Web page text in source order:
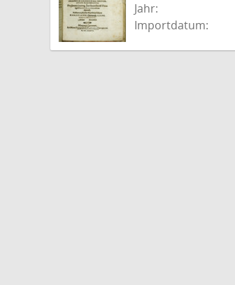
Jahr:
Importdatum: